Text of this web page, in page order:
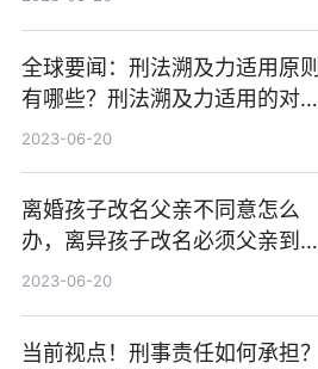
全球要闻：刑法溯及力适用原则
有哪些？刑法溯及力适用的对象
是什么？
2023-06-20
离婚孩子改名父亲不同意怎么
办，离异孩子改名必须父亲到派
出所吗-速看
2023-06-20
当前视点！刑事责任如何承担？